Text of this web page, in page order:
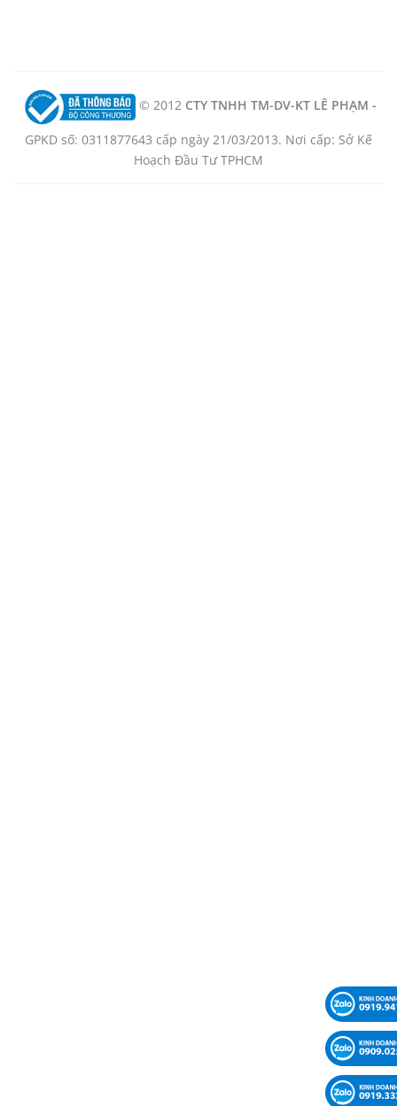
© 2012 CTY TNHH TM-DV-KT LÊ PHẠM -
GPKD số: 0311877643 cấp ngày 21/03/2013. Nơi cấp: Sở Kế
Hoạch Đầu Tư TPHCM